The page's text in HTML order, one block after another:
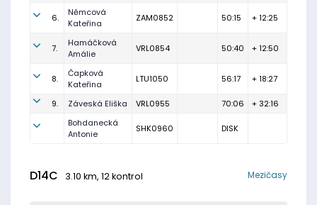
6.
Němcová
Kateřina
ZAM0852 50:15 + 12:25
7.
Hamáčková
Amálie
VRL0854 50:40 + 12:50
8.
Čapková
Kateřina
LTU1050 56:17 + 18:27
9. Záveská Eliška VRL0955 70:06
+ 32:16
Bohdanecká
Antonie
SHK0960 DISK
D14C 3.10 km, 12 kontrol Mezičasy